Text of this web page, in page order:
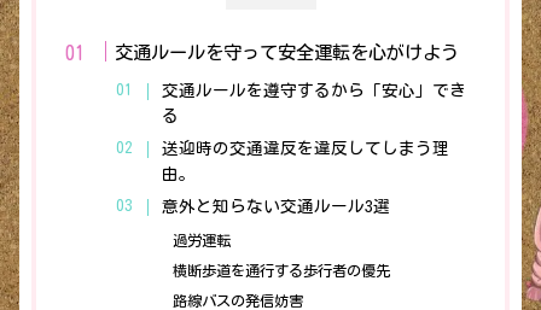
交通ルールを守って安全運転を心がけよう
交通ルールを遵守するから「安心」でき
る
送迎時の交通違反を違反してしまう理
由。
意外と知らない交通ルール3選
過労運転
横断歩道を通行する歩行者の優先
路線バスの発信妨害